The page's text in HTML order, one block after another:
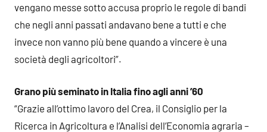
vengano messe sotto accusa proprio le regole di bandi
che negli anni passati andavano bene a tutti e che
invece non vanno più bene quando a vincere è una
società degli agricoltori”.
Grano più seminato in Italia fino agli anni ’60
“Grazie all’ottimo lavoro del Crea, il Consiglio per la
Ricerca in Agricoltura e l’Analisi dell’Economia agraria –